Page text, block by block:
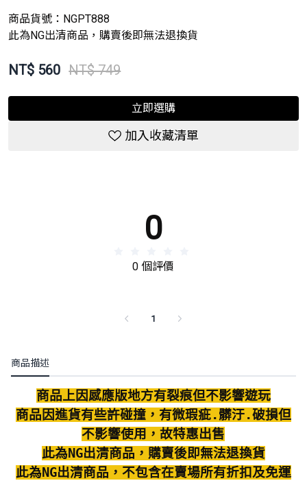
商品貨號： NGPT888
此為NG出清商品，購賣後即無法退換貨
NT$ 560 NT$ 749
立即選購
加入收藏清單
0
0 個評價
1
商品描述
商品上因感應版地方有裂痕但不影響遊玩
商品因進貨有些許碰撞，有微瑕疵.髒汙.破損但
不影響使用，故特惠出售
此為NG出清商品，購賣後即無法退換貨
此為NG出清商品，不包含在賣場所有折扣及免運